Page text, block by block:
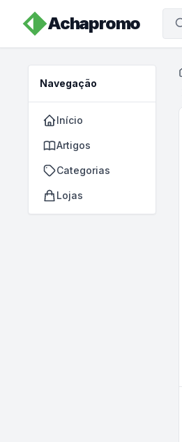
Achapromo
Navegação
Início
Artigos
Categorias
Lojas